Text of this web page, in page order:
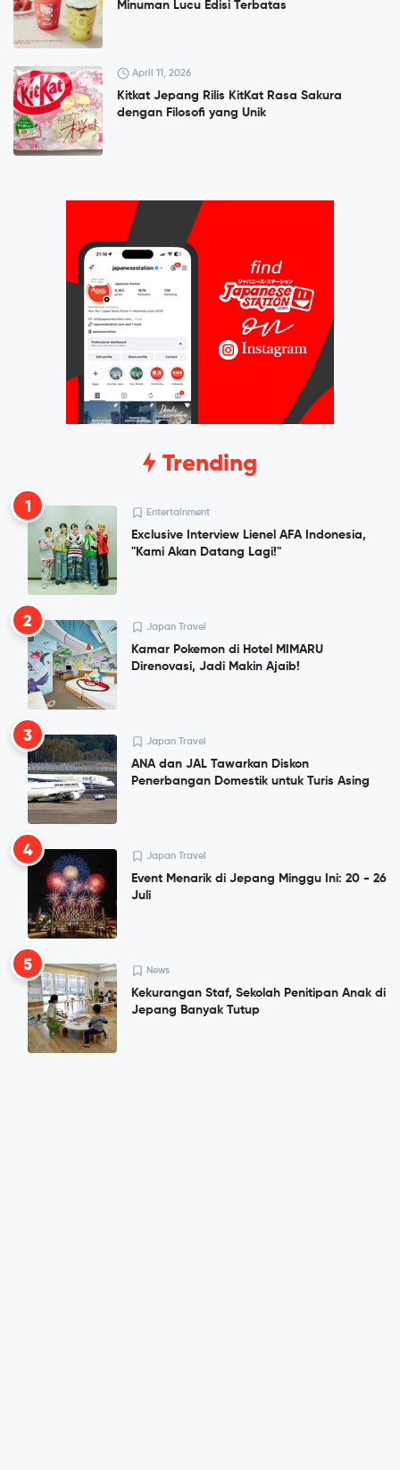
Minuman Lucu Edisi Terbatas
April 11, 2026
Kitkat Jepang Rilis KitKat Rasa Sakura
dengan Filosofi yang Unik
Trending
1 Entertainment
Exclusive Interview Lienel AFA Indonesia,
"Kami Akan Datang Lagi!"
2 Japan Travel
Kamar Pokemon di Hotel MIMARU
Direnovasi, Jadi Makin Ajaib!
3 Japan Travel
ANA dan JAL Tawarkan Diskon
Penerbangan Domestik untuk Turis Asing
4 Japan Travel
Event Menarik di Jepang Minggu Ini: 20 - 26
Juli
5 News
Kekurangan Staf, Sekolah Penitipan Anak di
Jepang Banyak Tutup